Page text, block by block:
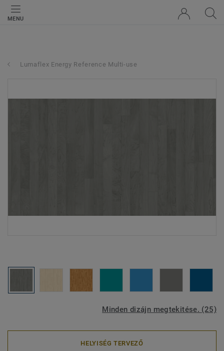
MENU
Lumaflex Energy Reference Multi-use
Minden dizájn megtekitése. (25)
HELYISÉG TERVEZŐ